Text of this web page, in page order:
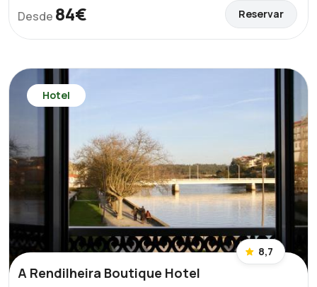
Desde 84€ Reservar
Hotel
8,7
A Rendilheira Boutique Hotel